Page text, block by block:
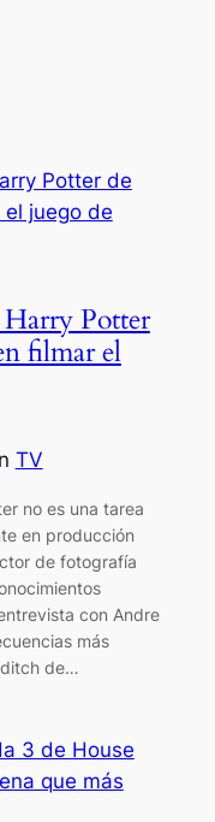
Harry Potter
filmar el
TV
no es una tarea
en producción
de fotografía
con Andre
más
de…